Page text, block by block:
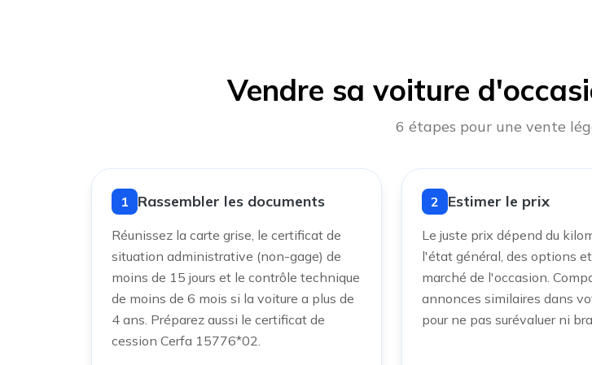
Vendre sa voiture
6 étapes pour une vente
1 Rassembler les documents
Réunissez la carte grise, le certificat de
situation administrative (non-gage) de
moins de 15 jours et le contrôle technique
de moins de 6 mois si la voiture a plus de
4 ans. Préparez aussi le certificat de
cession Cerfa 15776*02.
2 Estimer le prix
Le juste prix dépend du
l'état général, des options
marché de l'occasion.
annonces similaires dans
pour ne pas surévaluer ni